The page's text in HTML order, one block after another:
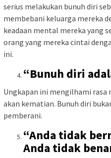
serius melakukan bunuh diri
membebani keluarga mereka
keadaan mental mereka yang
orang yang mereka cintai
ini.
“Bunuh diri
Ungkapan ini mengilhami rasa
akan kematian. Bunuh diri
pemberani.
“Anda tidak
Anda tidak